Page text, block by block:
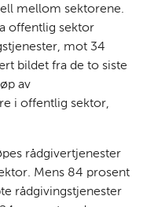
mellom sektorene.
offentlig sektor
mot 34
bildet fra de to siste
av
i offentlig sektor,
rådgivertjenester
Mens 84 prosent
rådgivingstjenester